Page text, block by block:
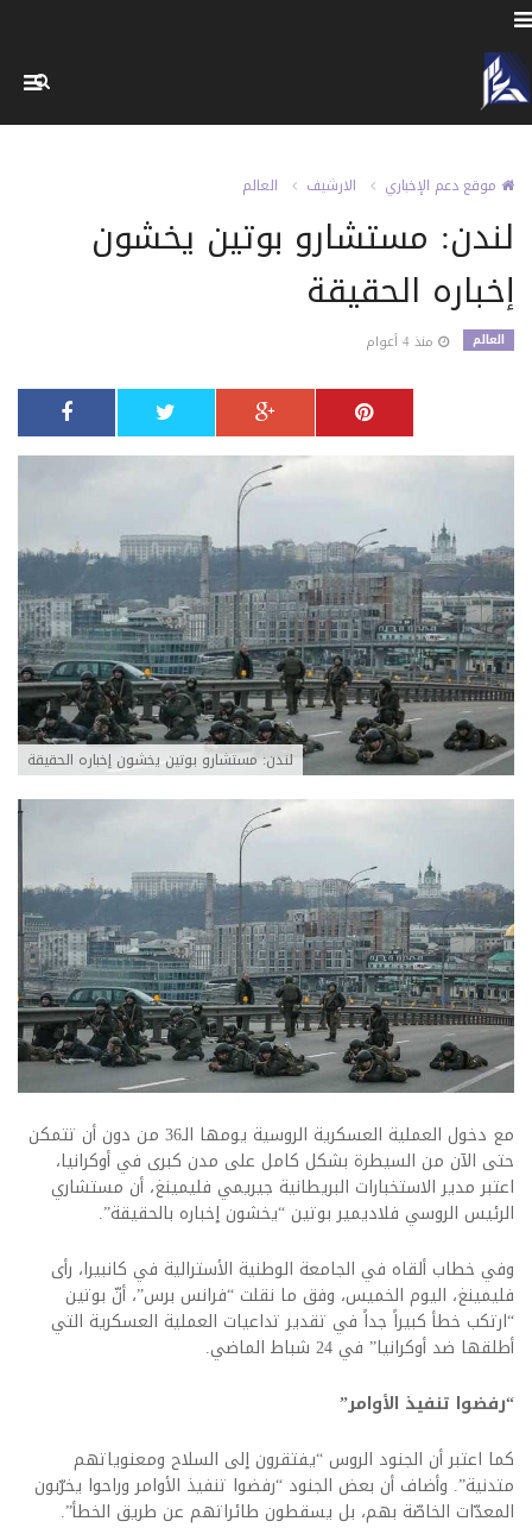
موقع دعم الإخباري الارشيف العالم
لندن: مستشارو بوتين يخشون
إخباره الحقيقة
العالم منذ 4 أعوام
لندن: مستشارو بوتين يخشون إخباره الحقيقة
مع دخول العملية العسكرية الروسية يومها الـ36 من دون أن تتمكن
حتى الآن من السيطرة بشكل كامل على مدن كبرى في أوكرانيا،
اعتبر مدير الاستخبارات البريطانية جيريمي فليمينغ، أن مستشاري
الرئيس الروسي فلاديمير بوتين “يخشون إخباره بالحقيقة”.
وفي خطاب ألقاه في الجامعة الوطنية الأسترالية في كانبيرا، رأى
فليمينغ، اليوم الخميس، وفق ما نقلت “فرانس برس”، أنّ بوتين
“ارتكب خطأ كبيراً جداً في تقدير تداعيات العملية العسكرية التي
أطلقها ضد أوكرانيا” في 24 شباط الماضي.
“رفضوا تنفيذ الأوامر”
كما اعتبر أن الجنود الروس “يفتقرون إلى السلاح ومعنوياتهم
متدنية”. وأضاف أن بعض الجنود “رفضوا تنفيذ الأوامر وراحوا يخرّبون
المعدّات الخاصّة بهم، بل يسقطون طائراتهم عن طريق الخطأ”.